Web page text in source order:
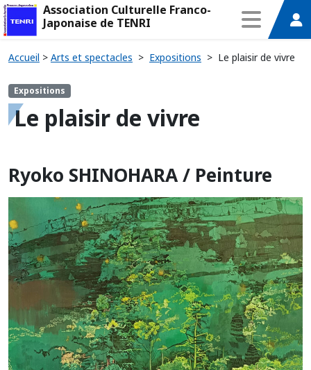
Association Culturelle Franco-
Japonaise de TENRI
Accueil > Arts et spectacles > Expositions > Le plaisir de vivre
Expositions
Le plaisir de vivre
Ryoko SHINOHARA / Peinture